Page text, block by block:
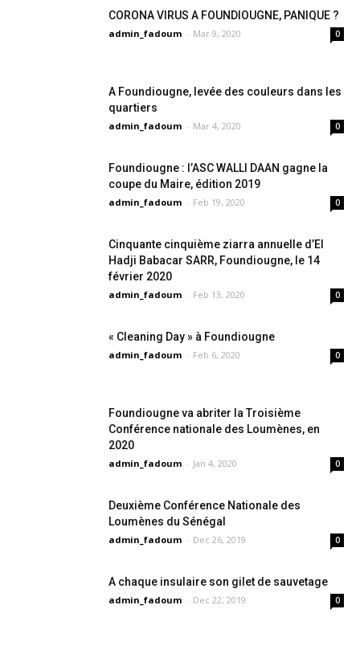
CORONA VIRUS A FOUNDIOUGNE, PANIQUE ?
admin_fadoum - Mar 9, 2020 0
A Foundiougne, levée des couleurs dans les
quartiers
admin_fadoum - Mar 4, 2020 0
Foundiougne : l’ASC WALLI DAAN gagne la
coupe du Maire, édition 2019
admin_fadoum - Feb 19, 2020 0
Cinquante cinquième ziarra annuelle d’El
Hadji Babacar SARR, Foundiougne, le 14
février 2020
admin_fadoum - Feb 13, 2020 0
« Cleaning Day » à Foundiougne
admin_fadoum - Feb 6, 2020 0
Foundiougne va abriter la Troisième
Conférence nationale des Loumènes, en
2020
admin_fadoum - Jan 4, 2020 0
Deuxième Conférence Nationale des
Loumènes du Sénégal
admin_fadoum - Dec 26, 2019 0
A chaque insulaire son gilet de sauvetage
admin_fadoum - Dec 22, 2019 0